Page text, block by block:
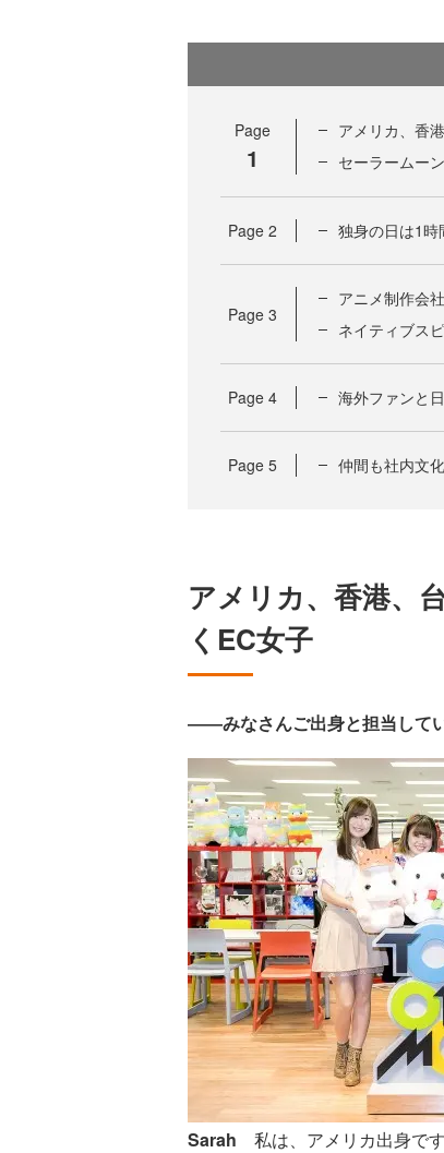
Page
1
アメリカ、香
セーラームー
Page 2 独身の日は1
Page 3
アニメ制作会
ネイティブス
Page 4 海外ファンと
Page 5 仲間も社内文
アメリカ、香港、
くEC女子
――みなさんご出身と担当して
Sarah 私は、アメリカ出身で